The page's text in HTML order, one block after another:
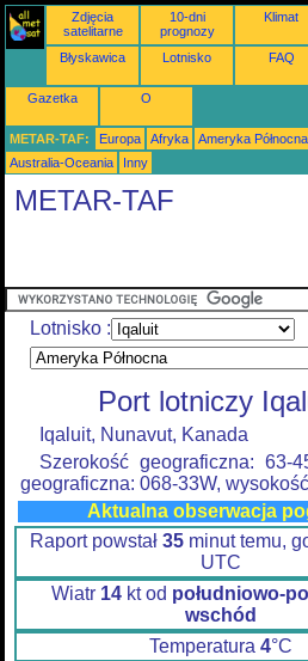
Zdjęcia
satelitarne
10-dni
prognozy
Klimat
Błyskawica Lotnisko FAQ
Gazetka O
METAR-TAF: Europa Afryka Ameryka Północna
Australia-Oceania
Inny
METAR-TAF
Lotnisko :
Port lotniczy
Iqaluit, Nunavut, Kanada
Szerokość geograficzna: 63-
geograficzna: 068-33W,
Aktualna obserwacja
Raport powstał 35minut temu,
UTC
Wiatr 14kt od południowo-
wschód
Temperatura 4°C